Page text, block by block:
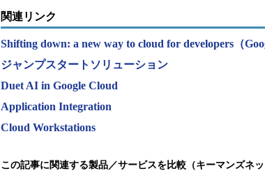
関連リンク
Shifting down: a new way to cloud for developers（
ジャンプスタートソリューション
Duet AI in Google Cloud
Application Integration
Cloud Workstations
この記事に関連する製品／サービスを比較（キーマンズネッ